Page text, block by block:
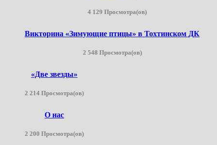
4 129 Просмотра(ов)
Викторина «Зимующие птицы» в Тохтинском ДК
2 548 Просмотра(ов)
«Две звезды»
2 214 Просмотра(ов)
О нас
2 200 Просмотра(ов)